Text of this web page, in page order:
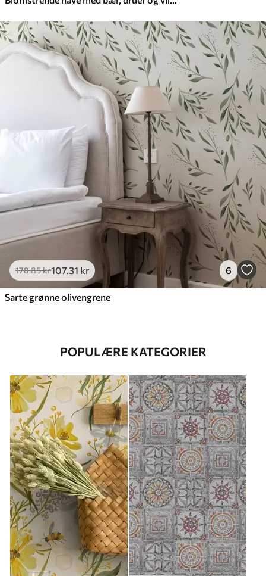
178.85kr107.31 kr 6
Sarte grønne olivengrene
POPULÆRE KATEGORIER